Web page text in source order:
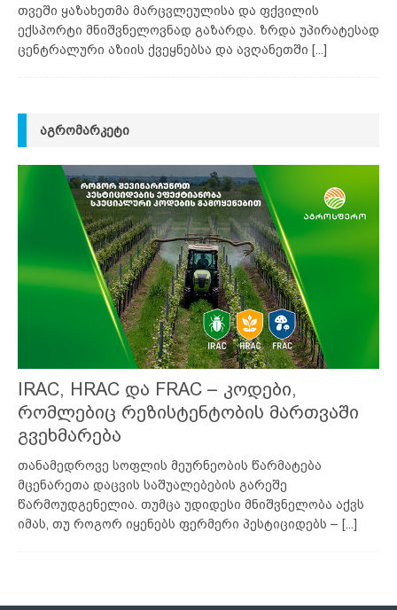
თვეში ყაზახეთმა მარცვლეულისა და ფქვილის
ექსპორტი მნიშვნელოვნად გაზარდა. ზრდა უპირატესად
ცენტრალური აზიის ქვეყნებსა და ავღანეთში [...]
ᲐᲒᲠᲝᲛᲐᲠᲙᲔᲢᲘ
IRAC, HRAC და FRAC – კოდები,
რომლებიც რეზისტენტობის მართვაში
გვეხმარება
თანამედროვე სოფლის მეურნეობის წარმატება
მცენარეთა დაცვის საშუალებების გარეშე
წარმოუდგენელია. თუმცა უდიდესი მნიშვნელობა აქვს
იმას, თუ როგორ იყენებს ფერმერი პესტიციდებს – [...]